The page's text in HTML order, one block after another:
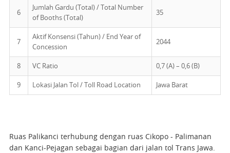
6
Jumlah Gardu (Total) / Total Number
of Booths (Total)
35
7
Aktif Konsensi (Tahun) / End Year of
Concession
2044
8 VC Ratio 0,7 (A) – 0,6 (B)
9 Lokasi Jalan Tol / Toll Road Location Jawa Barat
Ruas Palikanci terhubung dengan ruas Cikopo - Palimanan
dan Kanci-Pejagan sebagai bagian dari jalan tol Trans Jawa.